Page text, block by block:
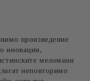
произведение
иновации,
меломани
неповторимо